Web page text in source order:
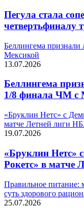
Пегула стала
четвертьфиналу
Беллингема
Мексикой
13.07.2026
Беллингема
1/8 финала ЧМ с
«Бруклин Нетс» с
матче Летней лиги
19.07.2026
«Бруклин Нетс»
Рокетс» в матче
Правильное
суть здорового
25.07.2026